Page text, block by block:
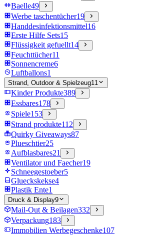
Baelle49
Werbe taschentücher19
Handdesinfektionsmittel16
Erste Hilfe Sets15
Flüssigkeit gefuellt14
Feuchttücher11
Sonnencreme6
Luftballons1
Strand, Outdoor & Spielzeug11
Kinder Produkte389
Essbares178
Spiele153
Strand produkte112
Quirky Giveaways87
Plueschtier25
Aufblasbares21
Ventilator und Faecher19
Schneegestoeber5
Glueckskekse4
Plastik Ente1
Druck & Display9
Mail-Out & Beilagen332
Verpackung183
Immobilien Werbegeschenke107